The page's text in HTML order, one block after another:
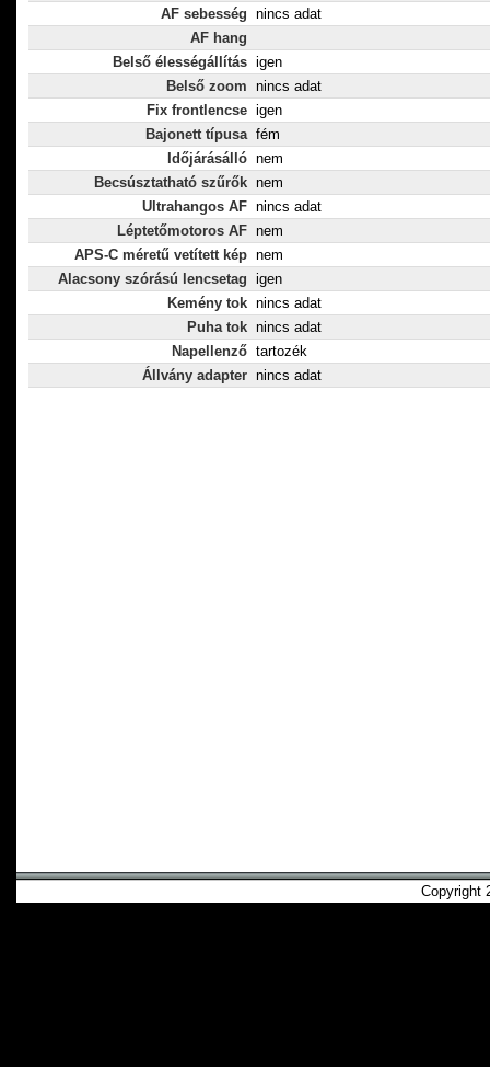
AF sebesség nincs adat
AF hang
Belső élességállítás igen
Belső zoom nincs adat
Fix frontlencse igen
Bajonett típusa fém
Időjárásálló nem
Becsúsztatható szűrők nem
Ultrahangos AF nincs adat
Léptetőmotoros AF nem
APS-C méretű vetített kép nem
Alacsony szórású lencsetag igen
Kemény tok nincs adat
Puha tok nincs adat
Napellenző tartozék
Állvány adapter nincs adat
Copyright